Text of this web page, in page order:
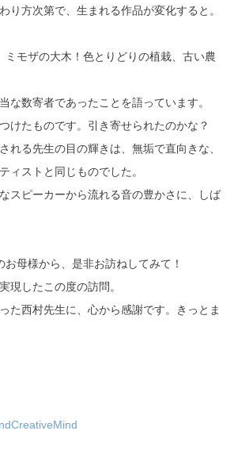
り方次第で、生まれる作品が変化すると。
ミモザの大木！色とりどりの植栽、古い農
な数寄者であったことを語っています。
けたものです。引き寄せられたのかな？
れる先生の目の輝きは、無垢で直向きな、
ィストと同じものでした。
スピーカーから流れる音の豊かさに、しば
母様から、是非お訪ねしてみて！
現したこの度の訪問。
た西村先生に、心から感謝です。きっとま